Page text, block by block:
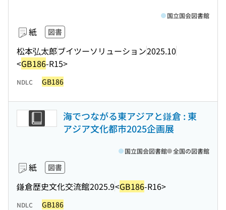
紙 図書
松本弘太郎ブイツーソリューション2025.10
<GB186-R15>
国立国会図書館
NDLC GB186
海でつながる東アジアと鎌倉 : 東
アジア文化都市2025企画展
紙 図書
鎌倉歴史文化交流館2025.9<GB186-R16>
国立国会図書館 全国の図書館
NDLC GB186